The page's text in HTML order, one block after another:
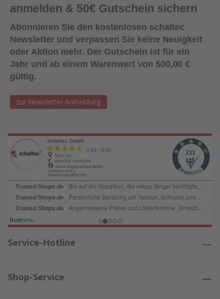
anmelden & 50€ Gutschein sichern
Abonnieren Sie den kostenlosen schaltec
Newsletter und verpassen Sie keine Neuigkeit
oder Aktion mehr. Der Gutschein ist für ein
Jahr und ab einem Warenwert von 500,00 €
gültig.
zur Newsletter Anmeldung
Service-Hotline
Shop-Service